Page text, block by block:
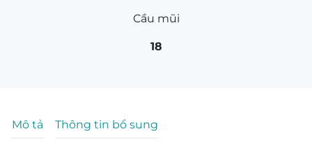
Cầu mũi
18
Mô tả Thông tin bổ sung